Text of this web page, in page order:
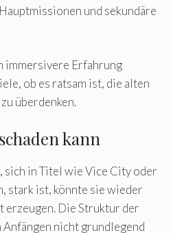
und sekundäre
immersivere Erfahrung
ob es ratsam ist, die alten
überdenken.
kann
sich in Titel wie Vice City oder
stark ist, könnte sie wieder
erzeugen. Die Struktur der
nicht grundlegend